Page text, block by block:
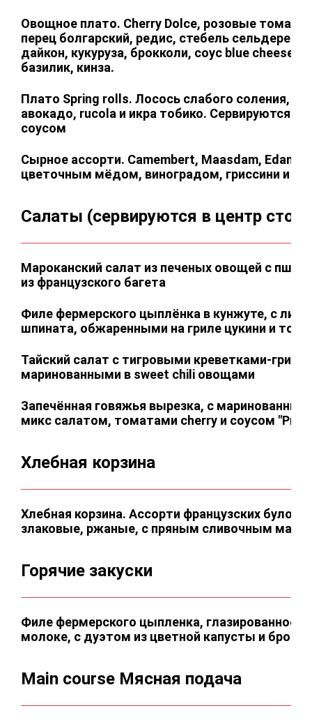
Овощное плато. Cherry Dolce, розовые
перец болгарский, редис, стебель сельдерея,
дайкон, кукуруза, брокколи, соус blue cheese.
базилик, кинза.
Плато Spring rolls. Лосось слабого соления,
авокадо, rucola и икра тобико. Сервируются
соусом
Сырное ассорти. Camembert, Maasdam, Edam,
цветочным мёдом, виноградом, гриссини и
Салаты (сервируются в центр
Мароканский салат из печеных овощей с
из французского багета
Филе фермерского цыплёнка в кунжуте, с
шпината, обжаренными на гриле цукини и
Тайский салат с тигровыми креветками-
маринованными в sweet chili овощами
Запечённая говяжья вырезка, с
микс салатом, томатами cherry и соусом
Хлебная корзина
Хлебная корзина. Ассорти французских
злаковые, ржаные, с пряным сливочным
Горячие закуски
Филе фермерского цыпленка, глазированное в
молоке, с дуэтом из цветной капусты и
Main course Мясная подача